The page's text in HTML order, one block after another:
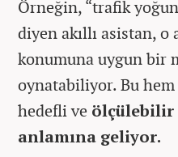
Örneğin, “trafik
diyen akıllı asistan,
konumuna uygun bir
oynatabiliyor. Bu hem
hedefli ve ölçülebilir
anlamına geliyor.